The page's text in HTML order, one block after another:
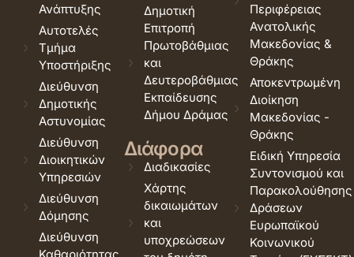
Ανάπτυξης
Αυτοτελές
Τμήμα
Υποστήριξης
Διεύθυνση
Δημοτικής
Αστυνομίας
Διεύθυνση
Διοικητικών
Υπηρεσιών
Διεύθυνση
Δόμησης
Διεύθυνση
Δημοτική
Επιτροπή
Πρωτοβάθμιας
και
Δευτεροβάθμιας
Εκπαίδευσης
Δήμου Δράμας
Διάφορα
Διαδικασίες
Χάρτης
δικαιωμάτων
και
υποχρεώσεων
Περιφέρειας
Ανατολικής
Μακεδονίας &
Θράκης
Αποκεντρωμένη
Διοίκηση
Μακεδονίας -
Θράκης
Ειδική Υπηρεσία
Συντονισμού και
Παρακολούθησης
Δράσεων
Ευρωπαϊκού
Κοινωνικού